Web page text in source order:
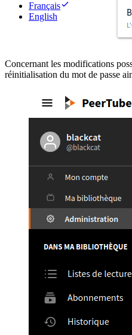
Français
English
Concernant les modifications
réinitialisation du mot de passe